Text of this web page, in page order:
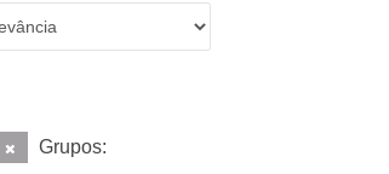
Grupos: